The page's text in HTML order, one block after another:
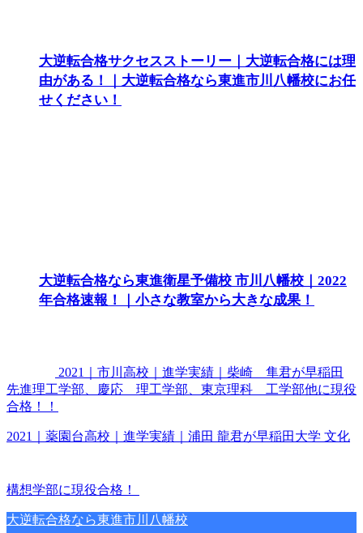
大逆転合格サクセスストーリー｜大逆転合格には理
由がある！｜大逆転合格なら東進市川八幡校にお任
せください！
大逆転合格なら東進衛星予備校 市川八幡校｜2022
年合格速報！｜小さな教室から大きな成果！
2021｜市川高校｜進学実績｜柴崎 隼君が早稲田
先進理工学部、慶応 理工学部、東京理科 工学部他に現役
合格！！
2021｜薬園台高校｜進学実績｜浦田 龍君が早稲田大学 文化
構想学部に現役合格！
大逆転合格なら東進市川八幡校